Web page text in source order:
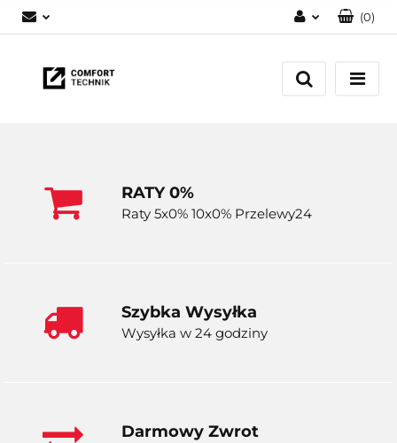
Zaloguj się
Zarejestruj się
(0)
RATY 0%
Raty 5x0% 10x0% Przelewy24
Szybka Wysyłka
Wysyłka w 24 godziny
Darmowy Zwrot